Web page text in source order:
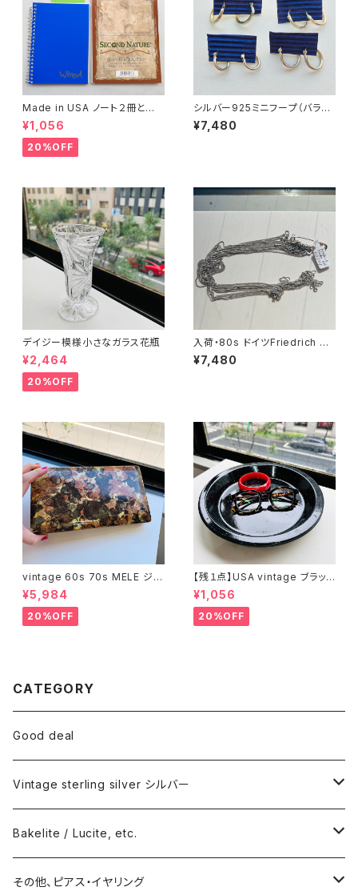
Made in USA ノート２冊とお
まけ
¥1,056
20%OFF
シルバー925ミニフープ（バラ売
り）
¥7,480
デイジー模様小さなガラス花瓶
¥2,464
20%OFF
入荷・80s ドイツFriedrich Bi
nder OLD stock ショートチェ
ーン（バラ売り）
¥7,480
vintage 60s 70s MELE ジュ
エリーボックス（Lサイズ・ブラウ
ン）
¥5,984
20%OFF
【残１点】USA vintage ブラック
琺瑯プレート
¥1,056
20%OFF
CATEGORY
Good deal
Vintage sterling silver シルバー
ネックレス
バングル・ブレスレット
Bakelite / Lucite, etc.
ピアス・イヤリング
その他、ピアス・イヤリング